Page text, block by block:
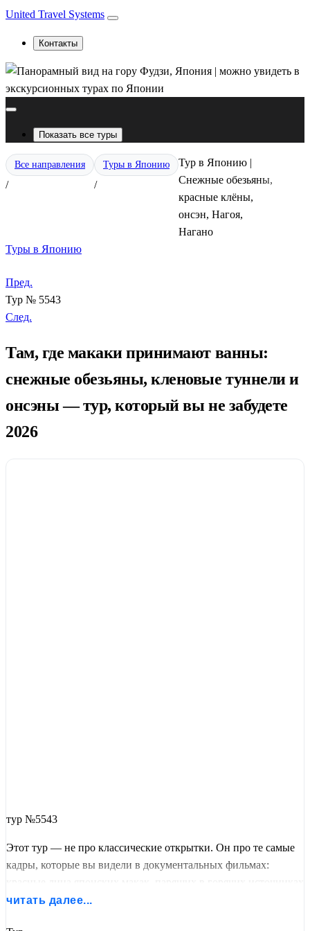
United Travel Systems
Контакты
Показать все туры
Все направления
/
Туры в Японию
/
Тур в Японию |
Снежные обезьяны,
красные клёны,
онсэн, Нагоя,
Нагано
Туры в Японию
Пред.
Тур № 5543
След.
Там, где макаки принимают ванны:
снежные обезьяны, кленовые туннели и
онсэны — тур, который вы не забудете
2026
тур №5543
Этот тур — не про классические открытки. Он про те самые
кадры, которые вы видели в документальных фильмах:
посреди заснеженных гор. Про аллеи кленов, где осень
читать далее...